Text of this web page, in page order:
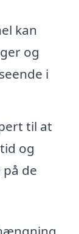
kan
og
i
til at
og
de